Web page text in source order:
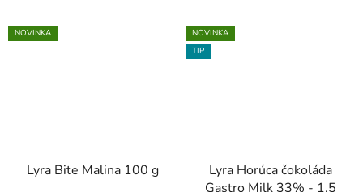
NOVINKA
Lyra Bite Malina 100 g
NOVINKA
TIP
Lyra Horúca čokoláda
Gastro Milk 33% - 1,5